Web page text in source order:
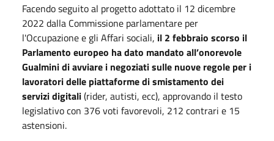
Facendo seguito al progetto adottato il 12 dicembre
2022 dalla Commissione parlamentare per
l'Occupazione e gli Affari sociali, il 2 febbraio scorso il
Parlamento europeo ha dato mandato all’onorevole
Gualmini di avviare i negoziati sulle nuove regole per i
lavoratori delle piattaforme di smistamento dei
servizi digitali(rider, autisti, ecc), approvando il testo
legislativo con 376 voti favorevoli, 212 contrari e 15
astensioni.